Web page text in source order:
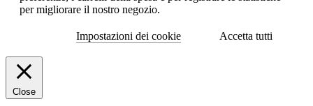
per migliorare il nostro negozio.
Impostazioni dei cookie Accetta tutti
Close